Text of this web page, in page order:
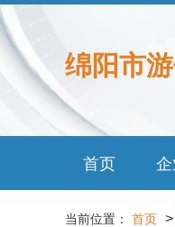
绵阳市
首页
当前位置： 首页 >